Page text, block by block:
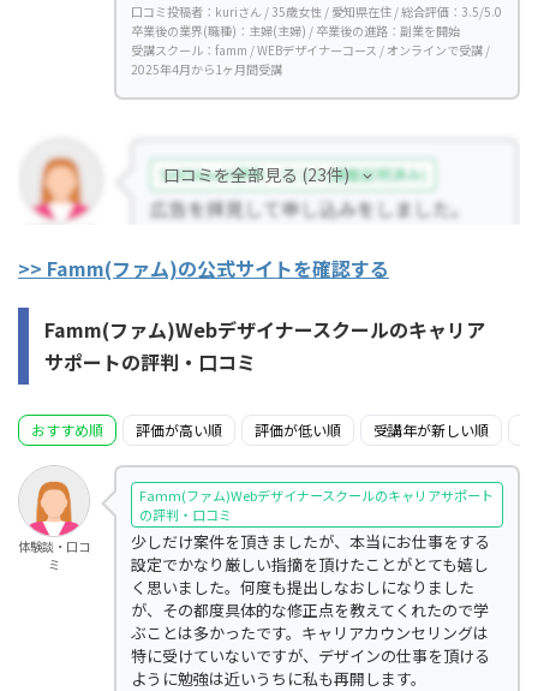
口コミ投稿者：kuriさん / 35歳女性 / 愛知県在住 / 総合評価：3.5/5.0
卒業後の業界(職種)：主婦(主婦) / 卒業後の進路：副業を開始
受講スクール：famm / WEBデザイナーコース / オンラインで受講 /
2025年4月から1ヶ月間受講
口コミを全部見る (23件)
>> Famm(ファム)の公式サイトを確認する
Famm(ファム)Webデザイナースクールのキャリア
サポートの評判・口コミ
おすすめ順 評価が高い順 評価が低い順 受講年が新しい順
体験談・口コ
ミ
Famm(ファム)Webデザイナースクールのキャリアサポート
の評判・口コミ
少しだけ案件を頂きましたが、本当にお仕事をする
設定でかなり厳しい指摘を頂けたことがとても嬉し
く思いました。何度も提出しなおしになりました
が、その都度具体的な修正点を教えてくれたので学
ぶことは多かったです。キャリアカウンセリングは
特に受けていないですが、デザインの仕事を頂ける
ように勉強は近いうちに私も再開します。